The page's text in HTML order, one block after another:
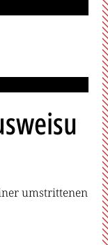
umstrittenen